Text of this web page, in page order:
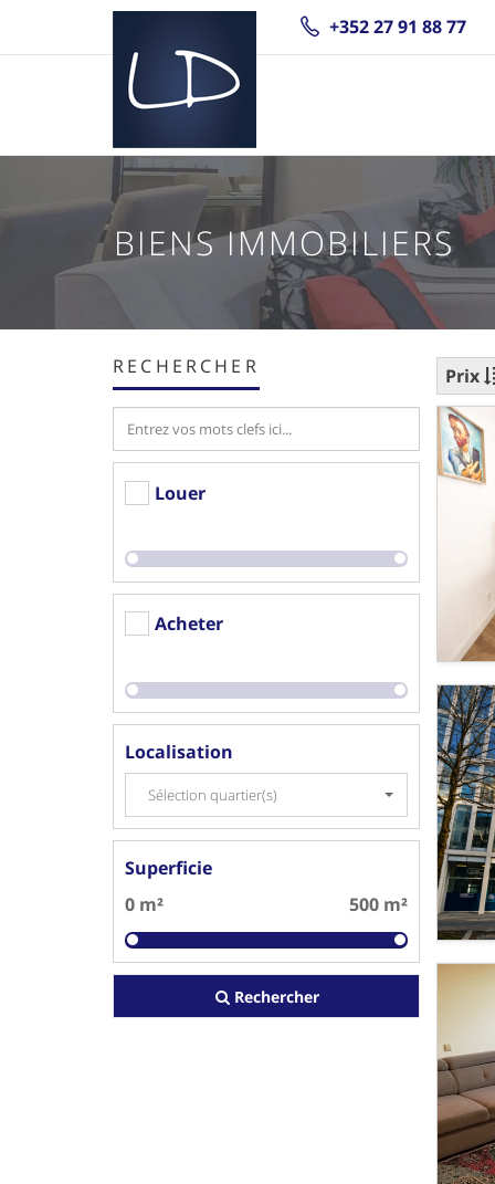
+352 27 91 88 77
BIENS IMMOBILIERS
RECHERCHER
Louer
Acheter
Localisation
Sélection quartier(s)
Superficie
0 m²
500 m²
Rechercher
Prix